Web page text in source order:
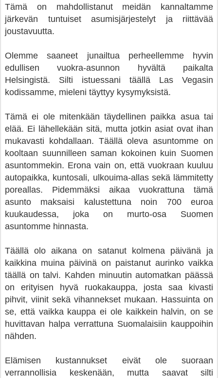
Tämä on mahdollistanut meidän kannaltamme
järkevän tuntuiset asumisjärjestelyt ja riittävää
joustavuutta.
Olemme saaneet junailtua perheellemme hyvin
edullisen vuokra-asunnon hyvältä paikalta
Helsingistä. Silti istuessani täällä Las Vegasin
kodissamme, mieleni täyttyy kysymyksistä.
Tämä ei ole mitenkään täydellinen paikka asua tai
elää. Ei lähellekään sitä, mutta jotkin asiat ovat ihan
mukavasti kohdallaan. Täällä oleva asuntomme on
kooltaan suunnilleen saman kokoinen kuin Suomen
asuntommekin. Erona vain on, että vuokraan kuuluu
autopaikka, kuntosali, ulkouima-allas sekä lämmitetty
poreallas. Pidemmäksi aikaa vuokrattuna tämä
asunto maksaisi kalustettuna noin 700 euroa
kuukaudessa, joka on murto-osa Suomen
asuntomme hinnasta.
Täällä olo aikana on satanut kolmena päivänä ja
kaikkina muina päivinä on paistanut aurinko vaikka
täällä on talvi. Kahden minuutin automatkan päässä
on erityisen hyvä ruokakauppa, josta saa kivasti
pihvit, viinit sekä vihannekset mukaan. Hassuinta on
se, että vaikka kauppa ei ole kaikkein halvin, on se
huvittavan halpa verrattuna Suomalaisiin kauppoihin
nähden.
Elämisen kustannukset eivät ole suoraan
verrannollisia keskenään, mutta saavat silti